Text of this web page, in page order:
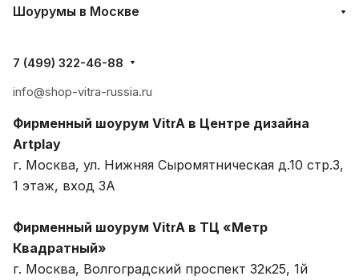
Шоурумы в Москве
7 (499) 322-46-88
info@shop-vitra-russia.ru
Фирменный шоурум VitrA в Центре дизайна
Artplay
г. Москва, ул. Нижняя Сыромятническая д.10 стр.3,
1 этаж, вход 3A
Фирменный шоурум VitrA в ТЦ «Метр
Квадратный»
г. Москва, Волгоградский проспект 32к25, 1й